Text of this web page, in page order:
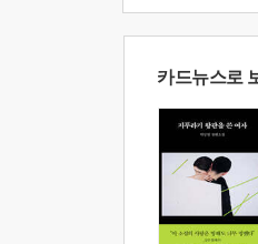
카드뉴스로